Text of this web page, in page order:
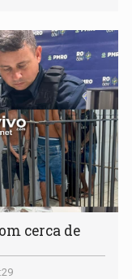
cerca de